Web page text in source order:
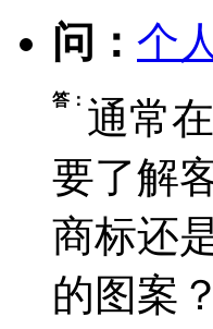
问： 个
答： 通常
要了解
商标还
的图案